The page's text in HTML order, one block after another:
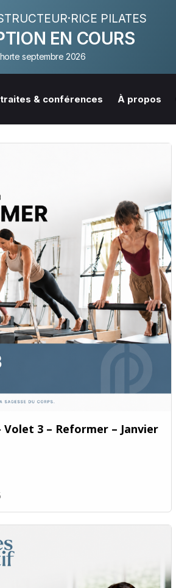
PILATES
EN COURS
septembre 2026
& conférences À propos
3 – Reformer – Janvier